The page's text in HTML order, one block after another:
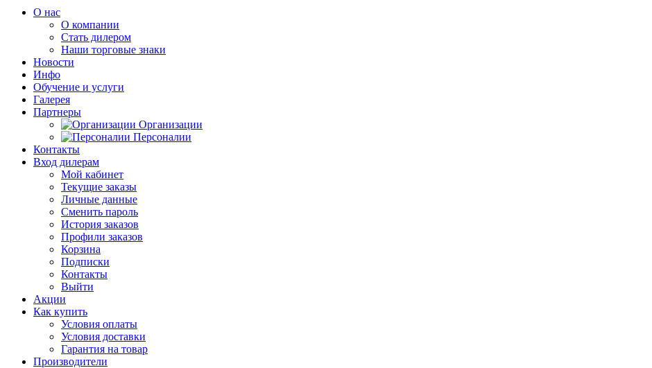
О нас
О компании
Стать дилером
Наши торговые знаки
Новости
Инфо
Обучение и услуги
Галерея
Партнеры
Организации
Персоналии
Контакты
Вход дилерам
Мой кабинет
Текущие заказы
Личные данные
Сменить пароль
История заказов
Профили заказов
Корзина
Подписки
Контакты
Выйти
Акции
Как купить
Условия оплаты
Условия доставки
Гарантия на товар
Производители